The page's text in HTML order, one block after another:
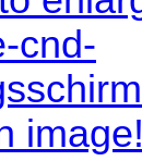
image!